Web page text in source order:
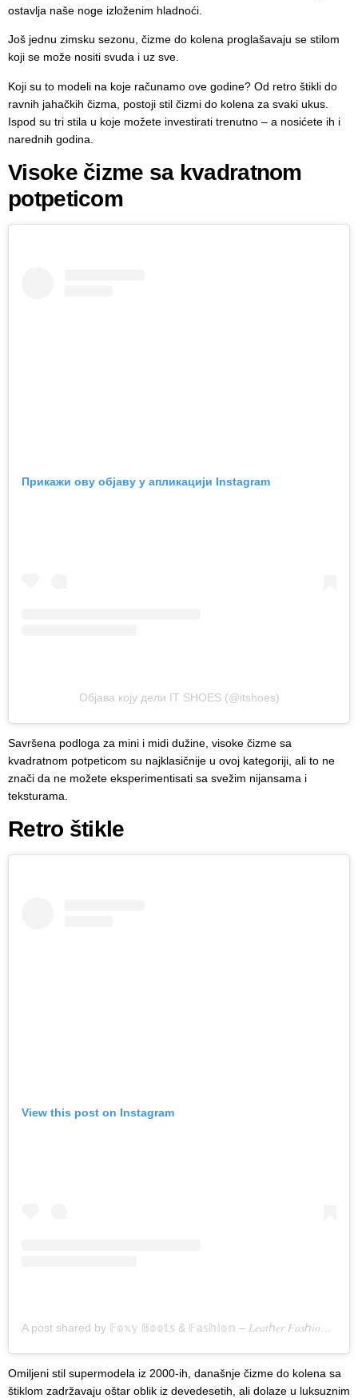
ostavlja naše noge izloženim hladnoći.
Još jednu zimsku sezonu, čizme do kolena proglašavaju se stilom
koji se može nositi svuda i uz sve.
Koji su to modeli na koje računamo ove godine? Od retro štikli do
ravnih jahačkih čizma, postoji stil čizmi do kolena za svaki ukus.
Ispod su tri stila u koje možete investirati trenutno – a nosićete ih i
narednih godina.
Visoke čizme sa kvadratnom
potpeticom
Прикажи ову објаву у апликацији Instagram
Објава коју дели IT SHOES (@itshoes)
Savršena podloga za mini i midi dužine, visoke čizme sa
kvadratnom potpeticom su najklasičnije u ovoj kategoriji, ali to ne
znači da ne možete eksperimentisati sa svežim nijansama i
teksturama.
Retro štikle
View this post on Instagram
Omiljeni stil supermodela iz 2000-ih, današnje čizme do kolena sa
štiklom zadržavaju oštar oblik iz devedesetih, ali dolaze u luksuznim